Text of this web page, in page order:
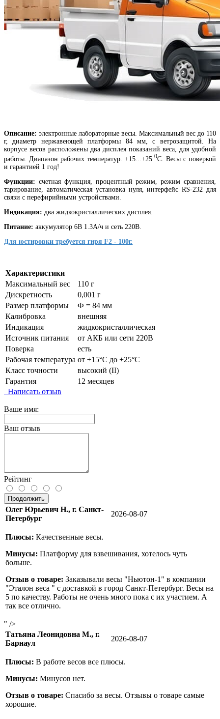
Описание: электронные лабораторные весы. Максимальный вес до 110
г, диаметр нержавеющей платформы 84 мм, с ветрозащитой. На
корпусе весов расположены два дисплея показаний веса, для удобной
работы. Диапазон рабочих температур: +15...+250​С. Весы с поверкой
и гарантией 1 год!
Функции: счетная функция, процентный режим, режим сравнения,
тарирование, автоматическая установка нуля, интерфейс RS-232 для
связи с перефирийными устройствами.
Индикация: два жидкокристаллических дисплея.
Питание: аккумулятор 6В 1.3А/ч и сеть 220В.
Для юстировки требуется гиря F2 - 100г.
Характеристики
Максимальный вес
110 г
Дискретность
0,001 г
Размер платформы
Ф = 84 мм
Калибровка
внешняя
Индикация
жидкокристаллическая
Источник питания
от АКБ или сети 220В
Поверка
есть
Рабочая температура от +15°C до +25°C
Класс точности
высокий (II)
Гарантия
12 месяцев
Написать отзыв
Ваше имя:
Ваш отзыв
Рейтинг
Продолжить
Олег Юрьевич Н., г. Санкт-
Петербург
2026-08-07
Плюсы: Качественные весы.
Минусы: Платформу для взвешивания, хотелось чуть
больше.
Отзыв о товаре: Заказывали весы "Ньютон-1" в компании
"Эталон веса " с доставкой в город Санкт-Петербург. Весы на
5 по качеству. Работы не очень много пока с их участием. А
так все отлично.
" />
Татьяна Леонидовна М., г.
Барнаул
2026-08-07
Плюсы: В работе весов все плюсы.
Минусы: Минусов нет.
Отзыв о товаре: Спасибо за весы. Отзывы о товаре самые
хорошие.